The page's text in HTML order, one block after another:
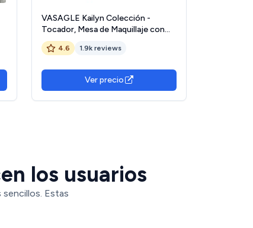
VASAGLE Kailyn Colección -
Tocador, Mesa de Maquillaje con
Espejo Grande, Gabinete con 2
Cajones y 3 Compartimentos,
RDT103R01
4.6 1.9k reviews
Ver precio
los usuarios
Estas